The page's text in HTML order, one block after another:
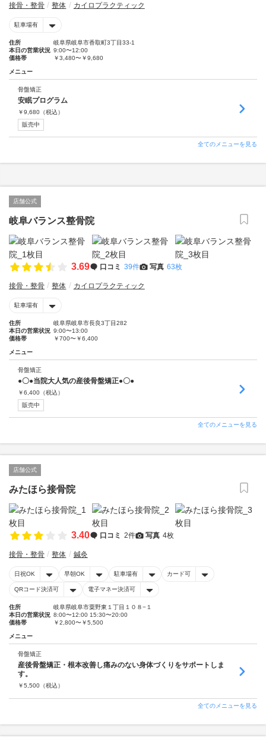
接骨・整骨 整体 カイロプラクティック
駐車場有
住所
岐阜県岐阜市香取町3丁目33-1
本日の営業状況 9:00〜12:00
価格帯
￥3,480〜￥9,680
メニュー
骨盤矯正
安眠プログラム
￥9,680 （税込）
販売中
全てのメニューを見る
店舗公式
岐阜バランス整骨院
3.69 口コミ 39件 写真 63枚
接骨・整骨 整体 カイロプラクティック
駐車場有
住所
岐阜県岐阜市長良3丁目282
本日の営業状況 9:00〜13:00
価格帯
￥700〜￥6,400
メニュー
骨盤矯正
●〇●当院大人気の産後骨盤矯正●〇●
￥6,400 （税込）
販売中
全てのメニューを見る
店舗公式
みたほら接骨院
3.40 口コミ 2件 写真 4枚
接骨・整骨 整体 鍼灸
日祝OK 早朝OK 駐車場有 カード可
QRコード決済可 電子マネー決済可
住所
岐阜県岐阜市粟野東１丁目１０８−１
本日の営業状況 8:00〜12:00 15:30〜20:00
価格帯
￥2,800〜￥5,500
メニュー
骨盤矯正
産後骨盤矯正・根本改善し痛みのない身体づくりをサポートしま
す。
￥5,500 （税込）
全てのメニューを見る